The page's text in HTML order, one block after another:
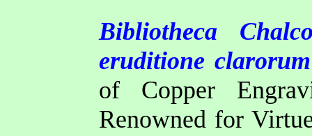
Bibliotheca
eruditione
of Copper
Renowned for